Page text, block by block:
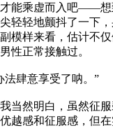
能乘虚而入吧——想
轻轻地颤抖了一下
模样来看，估计不
性正常接触过。
肆意享受了呐。”
然明白，虽然征服
越感和征服感，但